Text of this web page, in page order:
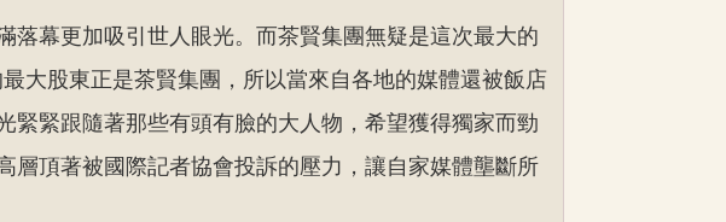
幕更加吸引世人眼光。而茶賢集團無疑是這次最大的
大股東正是茶賢集團，所以當來自各地的媒體還被飯店
緊緊跟隨著那些有頭有臉的大人物，希望獲得獨家而勁
層頂著被國際記者協會投訴的壓力，讓自家媒體壟斷所